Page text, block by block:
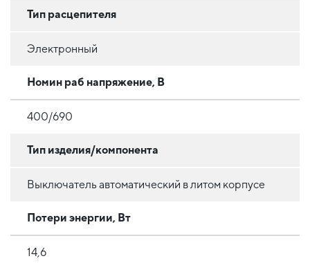
Тип расцепителя
Электронный
Номин раб напряжение, В
400/690
Тип изделия/компонента
Выключатель автоматический в литом корпусе
Потери энергии, Вт
14,6